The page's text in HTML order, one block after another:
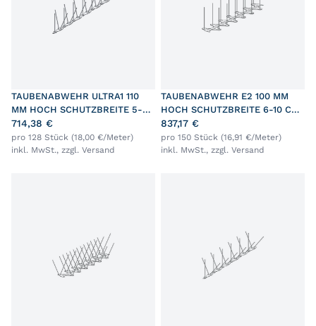
TAUBENABWEHR ULTRA1 110
MM HOCH SCHUTZBREITE 5-
10,5 CM L=31 CM
714,38 €
pro 128 Stück (18,00 €/Meter)
inkl. MwSt., zzgl. Versand
TAUBENABWEHR E2 100 MM
HOCH SCHUTZBREITE 6-10 CM
L=33 CM
837,17 €
pro 150 Stück (16,91 €/Meter)
inkl. MwSt., zzgl. Versand